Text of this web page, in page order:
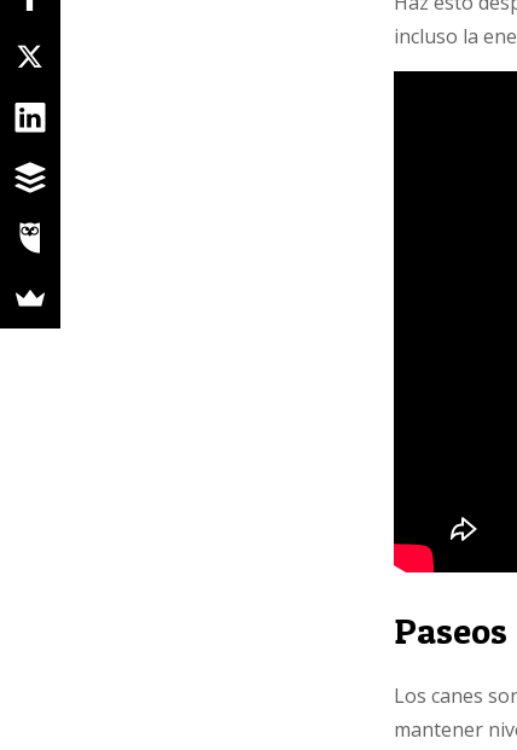
incluso la
Los canes
mantener